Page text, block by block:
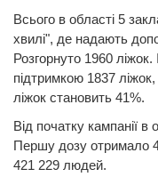
Всього в області 5
хвилі", де надають
Розгорнуто 1960
підтримкою 1837
ліжок становить 41%.
Від початку кампанії
Першу дозу отримало
421 229 людей.